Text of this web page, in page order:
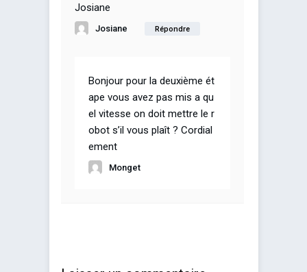
Josiane
Josiane Répondre
Bonjour pour la deuxième ét
ape vous avez pas mis a qu
el vitesse on doit mettre le r
obot s’il vous plaît ? Cordial
ement
Monget